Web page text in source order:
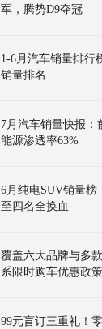
军，腾势D9夺冠
1-6月汽车销量排行
销量排名
7月汽车销量快报：
能源渗透率63%
6月纯电SUV销量榜
至四名全换血
覆盖六大品牌与多
系限时购车优惠政策
99元盲订三重礼！